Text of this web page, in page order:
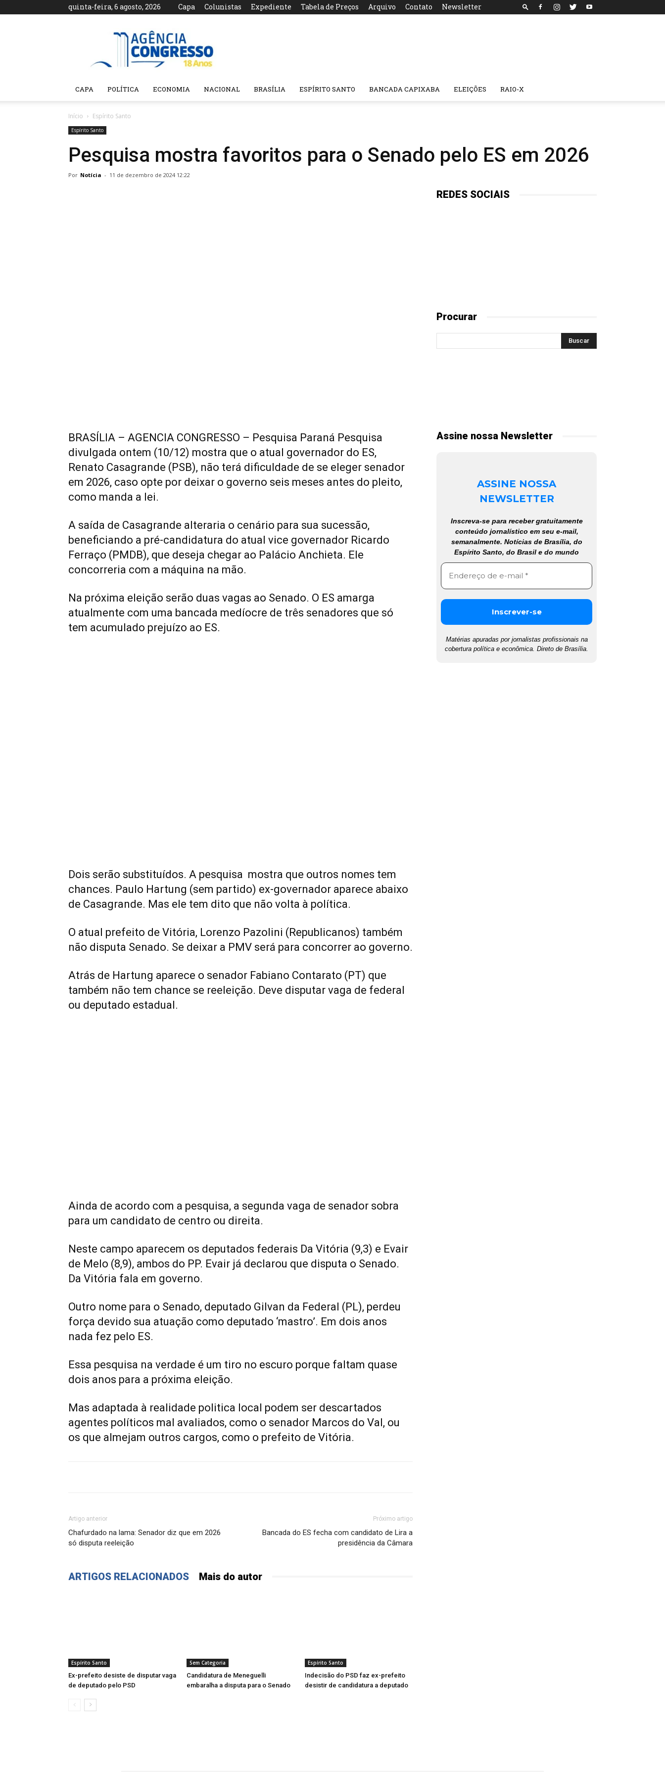
quinta-feira, 6 agosto, 2026 Capa Colunistas Expediente Tabela de Preços Arquivo Contato Newsletter
Agência
CAPA POLÍTICA ECONOMIA NACIONAL BRASÍLIA ESPÍRITO SANTO BANCADA CAPIXABA ELEIÇÕES RAIO-X
Início Espírito Santo
Espírito Santo
Pesquisa mostra favoritos para o Senado pelo ES em 2026
Por Notícia - 11 de dezembro de 2024 12:22
BRASÍLIA – AGENCIA CONGRESSO – Pesquisa Paraná Pesquisa
divulgada ontem (10/12) mostra que o atual governador do ES,
Renato Casagrande (PSB), não terá dificuldade de se eleger senador
em 2026, caso opte por deixar o governo seis meses antes do pleito,
como manda a lei.
A saída de Casagrande alteraria o cenário para sua sucessão,
beneficiando a pré-candidatura do atual vice governador Ricardo
Ferraço (PMDB), que deseja chegar ao Palácio Anchieta. Ele
concorreria com a máquina na mão.
Na próxima eleição serão duas vagas ao Senado. O ES amarga
atualmente com uma bancada medíocre de três senadores que só
tem acumulado prejuízo ao ES.
Dois serão substituídos. A pesquisa mostra que outros nomes tem
chances. Paulo Hartung (sem partido) ex-governador aparece abaixo
de Casagrande. Mas ele tem dito que não volta à política.
O atual prefeito de Vitória, Lorenzo Pazolini (Republicanos) também
não disputa Senado. Se deixar a PMV será para concorrer ao governo.
Atrás de Hartung aparece o senador Fabiano Contarato (PT) que
também não tem chance se reeleição. Deve disputar vaga de federal
ou deputado estadual.
Ainda de acordo com a pesquisa, a segunda vaga de senador sobra
para um candidato de centro ou direita.
Neste campo aparecem os deputados federais Da Vitória (9,3) e Evair
de Melo (8,9), ambos do PP. Evair já declarou que disputa o Senado.
Da Vitória fala em governo.
Outro nome para o Senado, deputado Gilvan da Federal (PL), perdeu
força devido sua atuação como deputado ‘mastro’. Em dois anos
nada fez pelo ES.
Essa pesquisa na verdade é um tiro no escuro porque faltam quase
dois anos para a próxima eleição.
Mas adaptada à realidade politica local podem ser descartados
agentes políticos mal avaliados, como o senador Marcos do Val, ou
os que almejam outros cargos, como o prefeito de Vitória.
Artigo anterior
Chafurdado na lama: Senador diz que em 2026
só disputa reeleição
Próximo artigo
Bancada do ES fecha com candidato de Lira a
presidência da Câmara
ARTIGOS RELACIONADOS Mais do autor
Espírito Santo
Ex-prefeito desiste de disputar vaga
de deputado pelo PSD
Sem Categoria
Candidatura de Meneguelli
embaralha a disputa para o Senado
Espírito Santo
Indecisão do PSD faz ex-prefeito
desistir de candidatura a deputado
REDES SOCIAIS
Procurar
Assine nossa Newsletter
ASSINE NOSSA
NEWSLETTER
Inscreva-se para receber gratuitamente
conteúdo jornalístico em seu e-mail,
semanalmente. Notícias de Brasília, do
Espírito Santo, do Brasil e do mundo
Matérias apuradas por jornalistas profissionais na
cobertura política e econômica. Direto de Brasília.